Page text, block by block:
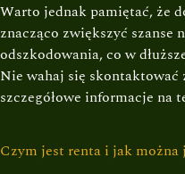
Warto jednak pamiętać, że
znacząco zwiększyć szanse
odszkodowania, co w
Nie wahaj się skontaktować
szczegółowe informacje na
Czym jest renta i jak można